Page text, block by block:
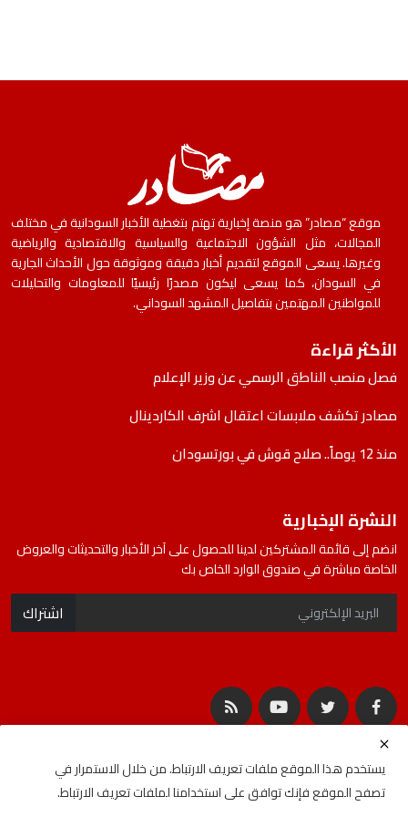
موقع “مصادر” هو منصة إخبارية تهتم بتغطية الأخبار السودانية في مختلف
المجالات، مثل الشؤون الاجتماعية والسياسية والاقتصادية والرياضية
وغيرها. يسعى الموقع لتقديم أخبار دقيقة وموثوقة حول الأحداث الجارية
في السودان، كما يسعى ليكون مصدرًا رئيسيًا للمعلومات والتحليلات
للمواطنين المهتمين بتفاصيل المشهد السوداني.
الأكثر قراءة
فصل منصب الناطق الرسمي عن وزير الإعلام
مصادر تكشف ملابسات اعتقال اشرف الكاردينال
منذ 12 يوماً.. صلاح قوش في بورتسودان
النشرة الإخبارية
انضم إلى قائمة المشتركين لدينا للحصول على آخر الأخبار والتحديثات والعروض
الخاصة مباشرة في صندوق الوارد الخاص بك
اشتراك
يستخدم هذا الموقع ملفات تعريف الارتباط. من خلال الاستمرار في
تصفح الموقع فإنك توافق على استخدامنا لملفات تعريف الارتباط.